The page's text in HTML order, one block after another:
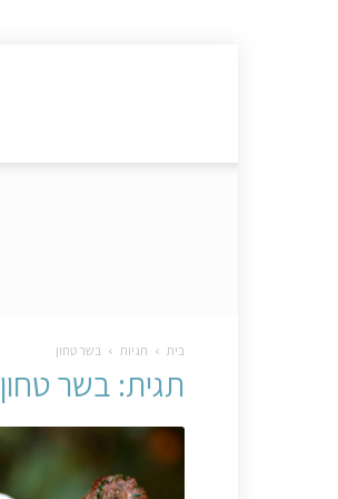
בית תגיות בשר טחון
תגית: בשר טחון